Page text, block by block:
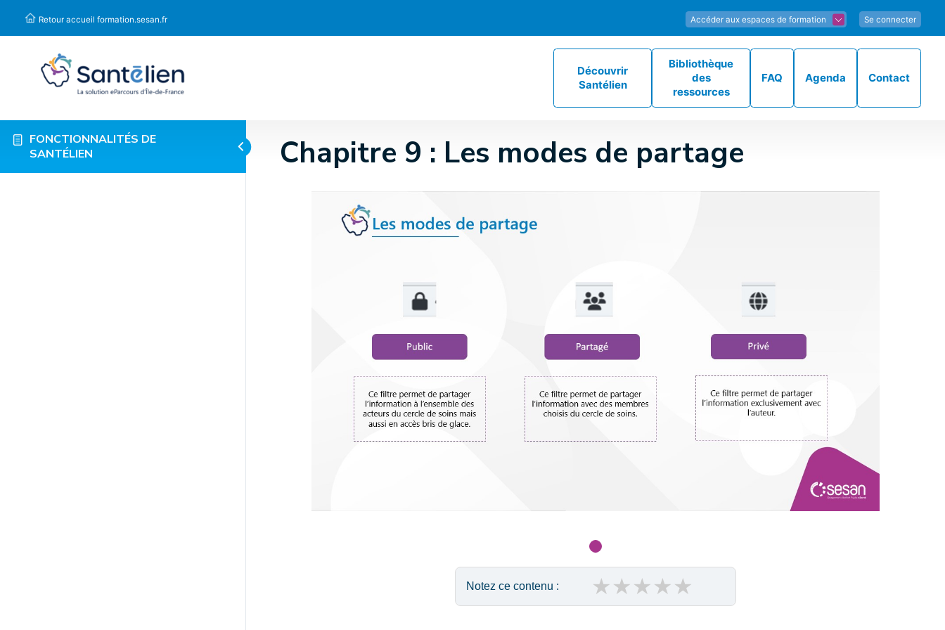
Retour accueil formation.sesan.fr Accéder aux espaces de formation Se connecter
Découvrir
Santélien
Bibliothèque
des
ressources
FAQ Agenda Contact
FONCTIONNALITÉS DE
SANTÉLIEN
Chapitre 9 : Les modes de partage
Notez ce contenu : ★
★
★
★
★